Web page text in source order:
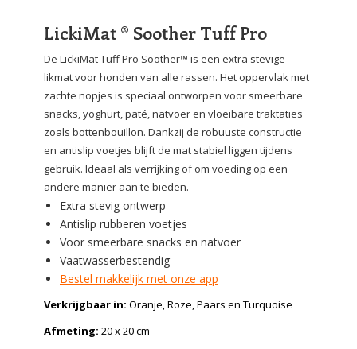
LickiMat ® Soother Tuff Pro
De LickiMat Tuff Pro Soother™ is een extra stevige
likmat voor honden van alle rassen. Het oppervlak met
zachte nopjes is speciaal ontworpen voor smeerbare
snacks, yoghurt, paté, natvoer en vloeibare traktaties
zoals bottenbouillon. Dankzij de robuuste constructie
en antislip voetjes blijft de mat stabiel liggen tijdens
gebruik. Ideaal als verrijking of om voeding op een
andere manier aan te bieden.
Extra stevig ontwerp
Antislip rubberen voetjes
Voor smeerbare snacks en natvoer
Vaatwasserbestendig
Bestel makkelijk met onze app
Verkrijgbaar in: Oranje, Roze, Paars en Turquoise
Afmeting: 20 x 20 cm